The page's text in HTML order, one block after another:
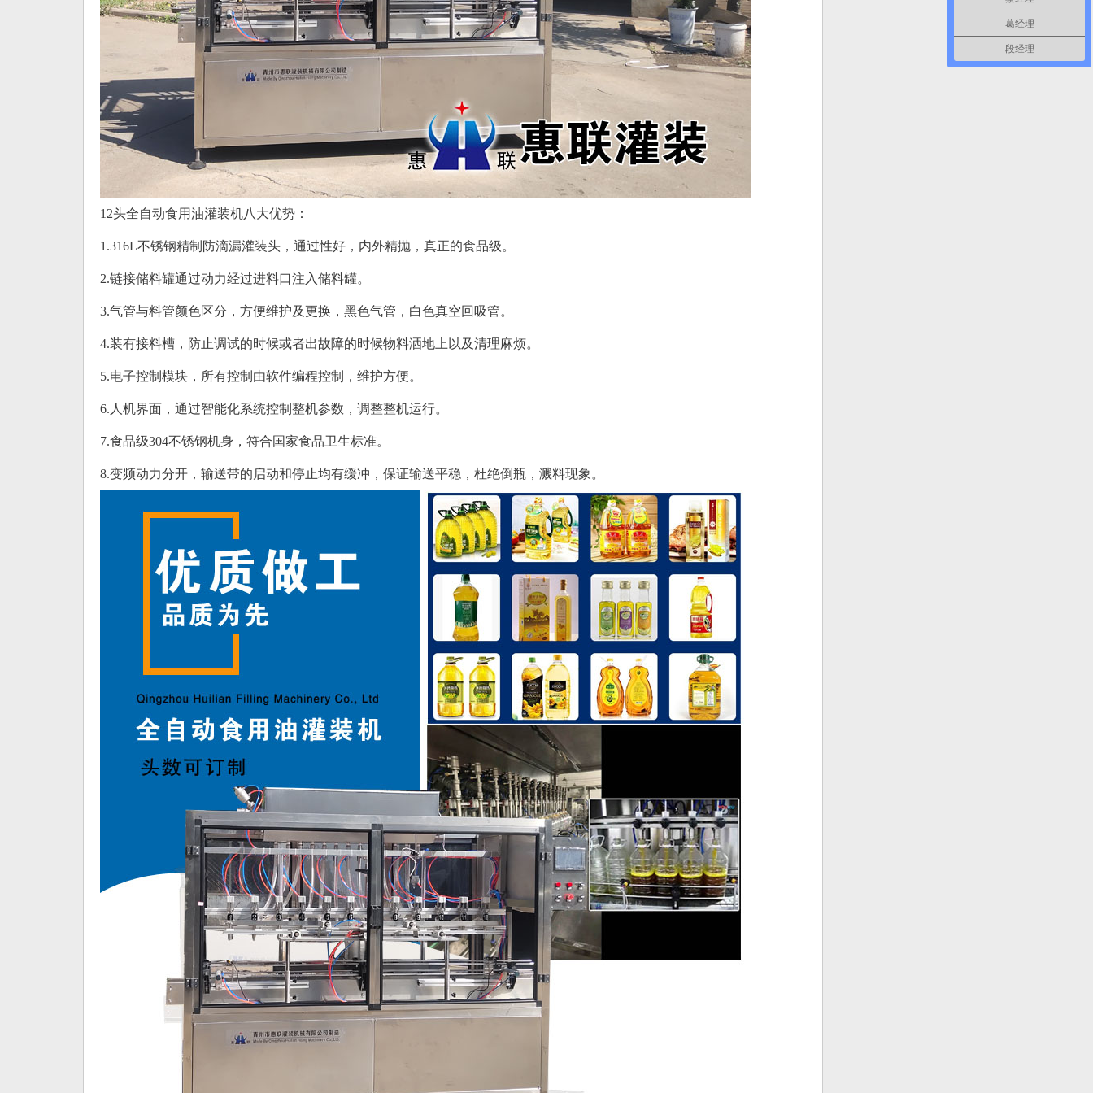
12头全自动食用油灌装机八大优势：
1.316L不锈钢精制防滴漏灌装头，通过性好，内外精抛，真正的食品级。
2.链接储料罐通过动力经过进料口注入储料罐。
3.气管与料管颜色区分，方便维护及更换，黑色气管，白色真空回吸管。
4.装有接料槽，防止调试的时候或者出故障的时候物料洒地上以及清理麻烦。
5.电子控制模块，所有控制由软件编程控制，维护方便。
6.人机界面，通过智能化系统控制整机参数，调整整机运行。
7.食品级304不锈钢机身，符合国家食品卫生标准。
8.变频动力分开，输送带的启动和停止均有缓冲，保证输送平稳，杜绝倒瓶，溅料现象。
葛经理
段经理